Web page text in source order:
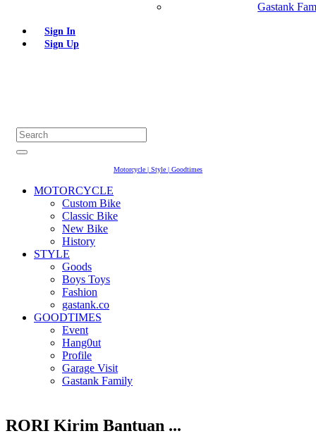
Gastank
Sign In
Sign Up
Motorcycle | Style | Goodtimes
MOTORCYCLE
Custom Bike
Classic Bike
New Bike
History
STYLE
Goods
Boys Toys
Fashion
gastank.co
GOODTIMES
Event
Hang0ut
Profile
Garage Visit
Gastank Family
RORI Kirim Bantuan ...